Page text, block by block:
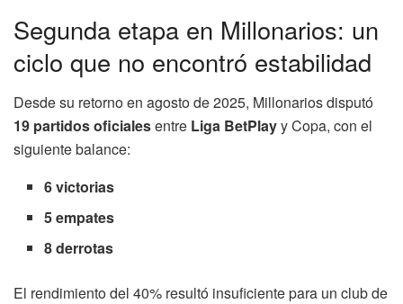
Segunda etapa en Millonarios: un
ciclo que no encontró estabilidad
Desde su retorno en agosto de 2025, Millonarios disputó
19 partidos oficialesentre Liga BetPlayy Copa, con el
siguiente balance:
6 victorias
5 empates
8 derrotas
El rendimiento del 40% resultó insuficiente para un club de